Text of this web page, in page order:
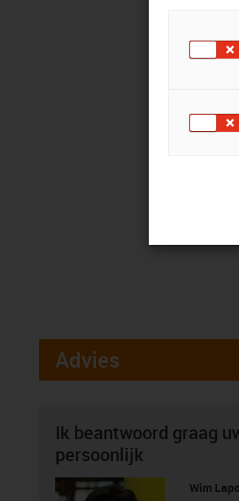
Advies
Ik beantwoord graag
persoonlijk
Wim